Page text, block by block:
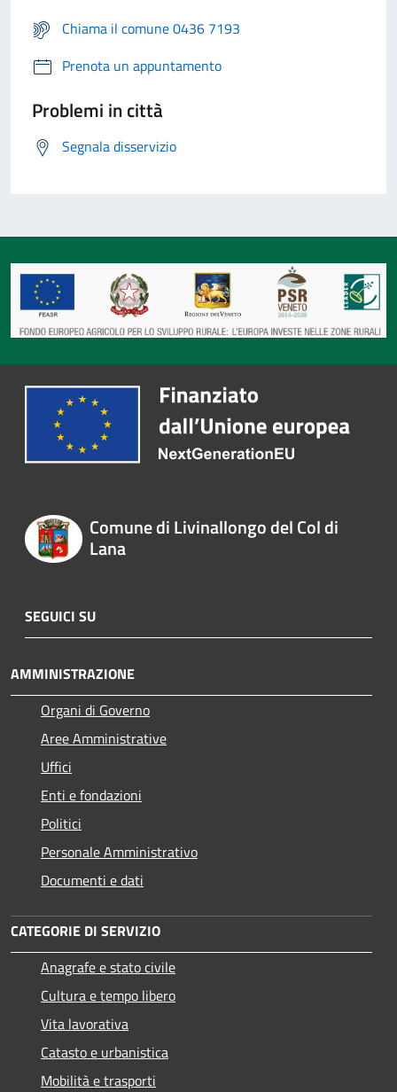
Chiama il comune 0436 7193
Prenota un appuntamento
Problemi in città
Segnala disservizio
Comune di Livinallongo del Col di
Lana
SEGUICI SU
AMMINISTRAZIONE
Organi di Governo
Aree Amministrative
Uffici
Enti e fondazioni
Politici
Personale Amministrativo
Documenti e dati
CATEGORIE DI SERVIZIO
Anagrafe e stato civile
Cultura e tempo libero
Vita lavorativa
Catasto e urbanistica
Mobilità e trasporti